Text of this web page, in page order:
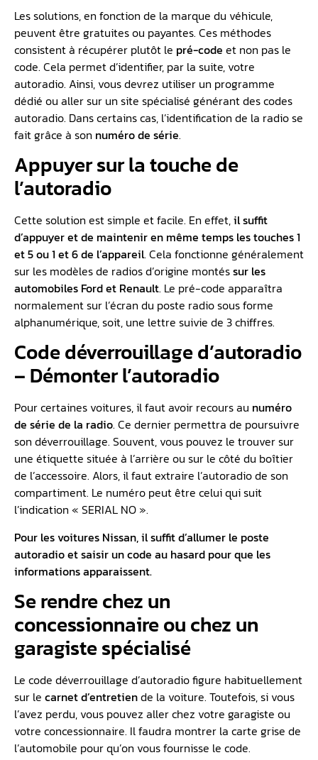
Les solutions, en fonction de la marque du véhicule,
peuvent être gratuites ou payantes. Ces méthodes
consistent à récupérer plutôt le pré-code et non pas le
code. Cela permet d’identifier, par la suite, votre
autoradio. Ainsi, vous devrez utiliser un programme
dédié ou aller sur un site spécialisé générant des codes
autoradio. Dans certains cas, l’identification de la radio se
fait grâce à son numéro de série.
Appuyer sur la touche de
l’autoradio
Cette solution est simple et facile. En effet,il suffit
d’appuyer et de maintenir en même temps les touches 1
et 5 ou 1 et 6 de l’appareil. Cela fonctionne généralement
sur les modèles de radios d’origine montéssur les
automobiles Ford et Renault. Le pré-code apparaîtra
normalement sur l’écran du poste radio sous forme
alphanumérique, soit, une lettre suivie de 3 chiffres.
Code déverrouillage d’autoradio
– Démonter l’autoradio
Pour certaines voitures, il faut avoir recours au numéro
de série de la radio. Ce dernier permettra de poursuivre
son déverrouillage. Souvent, vous pouvez le trouver sur
une étiquette située à l’arrière ou sur le côté du boîtier
de l’accessoire. Alors, il faut extraire l’autoradio de son
compartiment. Le numéro peut être celui qui suit
l’indication « SERIAL NO ».
Pour les voitures Nissan, il suffit d’allumer le poste
autoradio et saisir un code au hasard pour que les
informations apparaissent.
Se rendre chez un
concessionnaire ou chez un
garagiste spécialisé
Le code déverrouillage d’autoradio figure habituellement
sur le carnet d’entretiende la voiture. Toutefois, si vous
l’avez perdu, vous pouvez aller chez votre garagiste ou
votre concessionnaire. Il faudra montrer la carte grise de
l’automobile pour qu’on vous fournisse le code.